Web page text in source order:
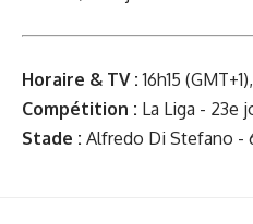
Horaire & TV : 16h15
Compétition : La Liga - 23e
Stade : Alfredo Di Stefano -